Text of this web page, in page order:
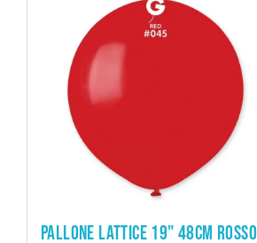
ADD TO CART
PALLONE LATTICE 19" 48CM ROSSO